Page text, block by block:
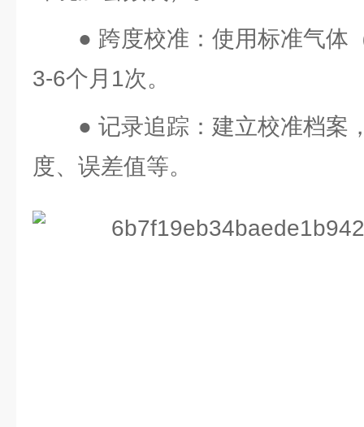
● 跨度校准：使用标准气体
3-6个月1次。
● 记录追踪：建立校准档案
度、误差值等。